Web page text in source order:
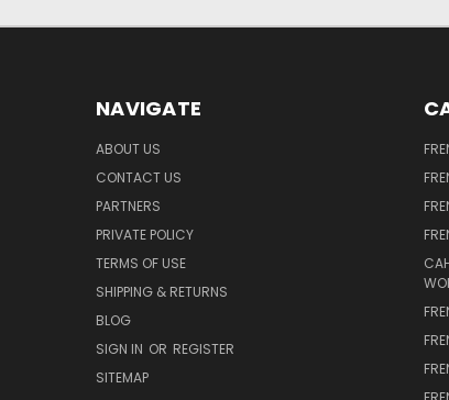
NAVIGATE
ABOUT US
CONTACT US
PARTNERS
PRIVATE POLICY
TERMS OF USE
SHIPPING & RETURNS
BLOG
SIGN IN OR REGISTER
SITEMAP